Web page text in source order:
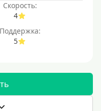
Скорость:
4
Поддержка:
5